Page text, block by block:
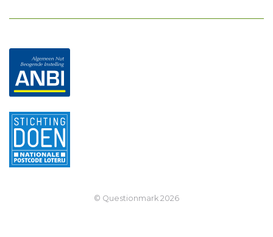
© Questionmark 2026